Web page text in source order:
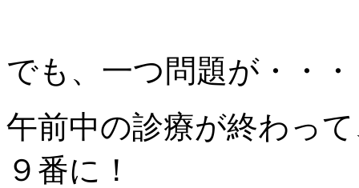
でも、一つ問題が・・・
午前中の診療が終わっ
９番に！